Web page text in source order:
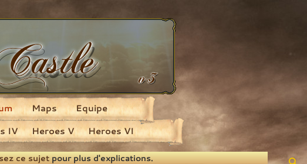
IV Heroes V Heroes VI
Maps Equipe
ce sujetpour plus d'explications.